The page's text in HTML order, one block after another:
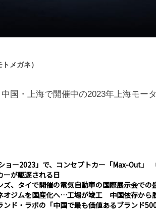
メガネ）
国・上海で開催中の2023年上海モー
ョー2023」で、コンセプトカー「Max-Out」
ーが駆逐される日
ズ、タイで開催の電気自動車の国際展示会での
オジムを国産化へ…工場が竣工 中国依存から
ド・ラボの「中国で最も価値あるブランド